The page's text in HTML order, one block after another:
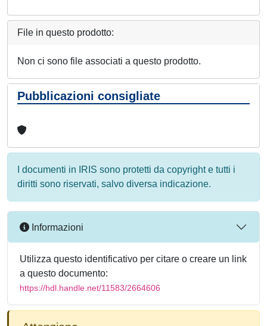
File in questo prodotto:
Non ci sono file associati a questo prodotto.
Pubblicazioni consigliate
I documenti in IRIS sono protetti da copyright e tutti i
diritti sono riservati, salvo diversa indicazione.
Informazioni
Utilizza questo identificativo per citare o creare un link
a questo documento:
https://hdl.handle.net/11583/2664606